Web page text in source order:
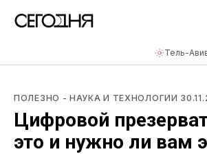
Тель-
ПОЛЕЗНО - НАУКА И ТЕХНОЛОГИИ
Цифровой
это и нужно ли вам